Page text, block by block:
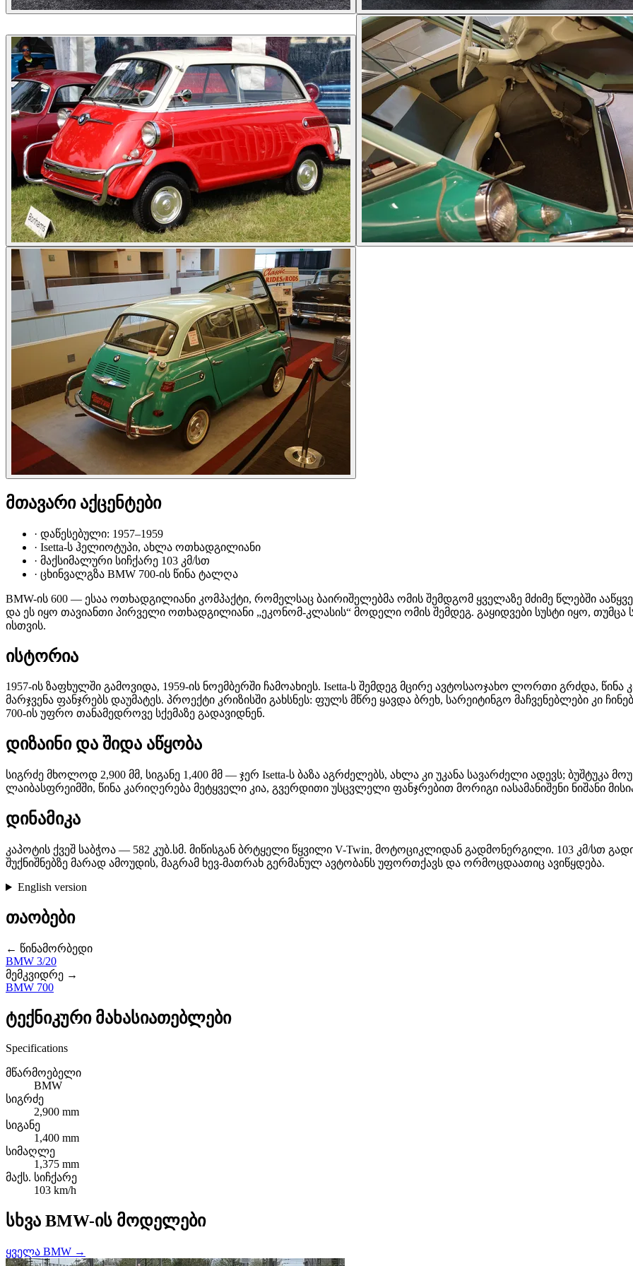
მთავარი აქცენტები
· დაწესებული: 1957–1959
· Isetta-ს ჰელიოტუპი, ახლა ოთხადგილიანი
· მაქსიმალური სიჩქარე 103 კმ/სთ
· ცხინვალგზა BMW 700-ის წინა ტალღა
BMW-ის 600 — ესაა ოთხადგილიანი კომპაქტი, რომელსაც ბაირიშელებმა ომის შემდგომ ყველაზე მძიმე წლებში
და ეს იყო თავიანთი პირველი ოთხადგილიანი „ეკონომ-კლასის“ მოდელი ომის შემდეგ. გაყიდვები სუსტი იყო, თუმცა
ისთვის.
ისტორია
1957-ის ზაფხულში გამოვიდა, 1959-ის ნოემბერში ჩამოახიეს. Isetta-ს შემდეგ მცირე ავტოსაოჯახო ლორთი გრძდა,
მარჯვენა ფანჯრებს დაუმატეს. პროექტი კრიზისში გახსნეს: ფულს მწრე ყავდა ბრეხ, სარეიტინგო მაჩვენებლები კი
700-ის უფრო თანამედროვე სქემაზე გადავიდნენ.
დიზაინი და შიდა აწყობა
სიგრძე მხოლოდ 2,900 მმ, სიგანე 1,400 მმ — ჯერ Isetta-ს ბაზა აგრძელებს, ახლა კი უკანა სავარძელი ადევს; ბუშტუკა
ლაიბასფრეიმში, წინა კარიღერება მეტყველი კია, გვერდითი უსცვლელი ფანჯრებით მორიგი იასამანიშენი ნიშანი
დინამიკა
კაპოტის ქვეშ საბჭოა — 582 კუბ.სმ. მიწისგან ბრტყელი წყვილი V-Twin, მოტოციკლიდან გადმონერგილი. 103 კმ/სთ
შუქნიშნებზე მარად ამოუდის, მაგრამ ხევ-მათრახ გერმანულ ავტობანს უფორთქავს და ორმოცდაათიც ავიწყდება.
English version
თაობები
← წინამორბედი
BMW 3/20
მემკვიდრე →
BMW 700
ტექნიკური მახასიათებლები
Specifications
მწარმოებელი
BMW
სიგრძე
2,900 mm
სიგანე
1,400 mm
სიმაღლე
1,375 mm
მაქს. სიჩქარე
103 km/h
სხვა BMW-ის მოდელები
ყველა BMW →